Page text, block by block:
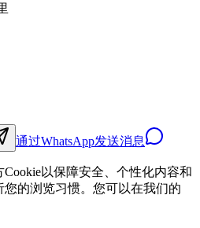
通过WhatsApp发送消息
以保障安全、个性化内容和
的浏览习惯。您可以在我们的